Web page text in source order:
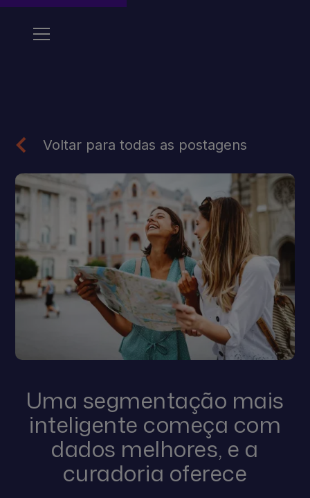
Voltar para todas as postagens
Uma segmentação mais
inteligente começa com
dados melhores, e a
curadoria oferece